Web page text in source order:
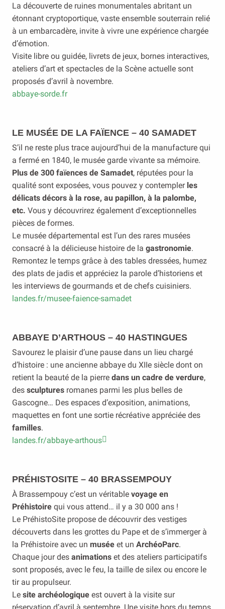
La découverte de ruines monumentales abritant un
étonnant cryptoportique, vaste ensemble souterrain relié
à un embarcadère, invite à vivre une expérience chargée
d’émotion.
Visite libre ou guidée, livrets de jeux, bornes interactives,
ateliers d’art et spectacles de la Scène actuelle sont
proposés d’avril à novembre.
abbaye-sorde.fr
LE MUSÉE DE LA FAÏENCE – 40 SAMADET
S’il ne reste plus trace aujourd’hui de la manufacture qui
a fermé en 1840, le musée garde vivante sa mémoire.
Plus de 300 faïences de Samadet, réputées pour la
qualité sont exposées, vous pouvez y contempler les
délicats décors à la rose, au papillon, à la palombe,
etc. Vous y découvrirez également d’exceptionnelles
pièces de formes.
Le musée départemental est l’un des rares musées
consacré à la délicieuse histoire de la gastronomie.
Remontez le temps grâce à des tables dressées, humez
des plats de jadis et appréciez la parole d’historiens et
les interviews de gourmands et de chefs cuisiniers.
landes.fr/musee-faience-samadet
ABBAYE D’ARTHOUS – 40 HASTINGUES
Savourez le plaisir d’une pause dans un lieu chargé
d’histoire : une ancienne abbaye du XIIe siècle dont on
retient la beauté de la pierre dans un cadre de verdure,
des sculptures romanes parmi les plus belles de
Gascogne… Des espaces d’exposition, animations,
maquettes en font une sortie récréative appréciée des
familles.
landes.fr/abbaye-arthous
PRÉHISTOSITE – 40 BRASSEMPOUY
À Brassempouy c’est un véritable voyage en
Préhistoire qui vous attend… il y a 30 000 ans !
Le PréhistoSite propose de découvrir des vestiges
découverts dans les grottes du Pape et de s’immerger à
la Préhistoire avec un musée et un ArchéoParc.
Chaque jour des animations et des ateliers participatifs
sont proposés, avec le feu, la taille de silex ou encore le
tir au propulseur.
Le site archéologique est ouvert à la visite sur